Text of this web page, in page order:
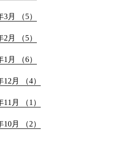
3月 （5）
2月 （5）
1月 （6）
12月 （4）
11月 （1）
10月 （2）